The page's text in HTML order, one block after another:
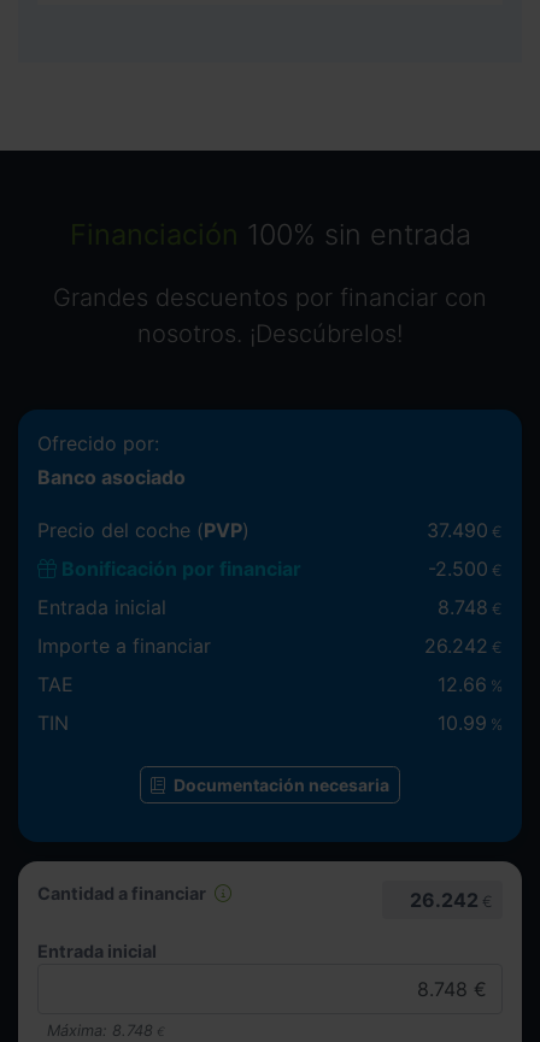
Financiación 100% sin entrada
Grandes descuentos por financiar con
nosotros. ¡Descúbrelos!
Cantidad a financiar 26.242 €
Entrada inicial
Máxima: 8.748 €
Ofrecido por:
Banco asociado
Precio del coche (PVP) 37.490 €
Bonificación por financiar -2.500 €
Entrada inicial 8.748 €
Importe a financiar 26.242 €
TAE 12.66 %
TIN 10.99 %
Documentación necesaria